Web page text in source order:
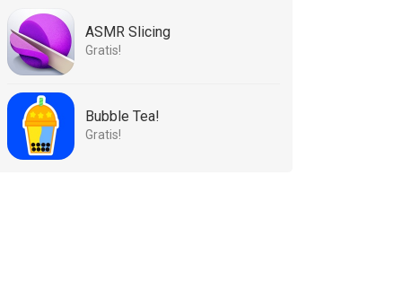
ASMR Slicing
Gratis!
Bubble Tea!
Gratis!